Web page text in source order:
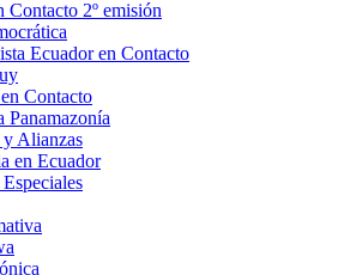
Contacto 2º emisión
Ecuador en Contacto
Contacto
Panamazonía
y Alianzas
en Ecuador